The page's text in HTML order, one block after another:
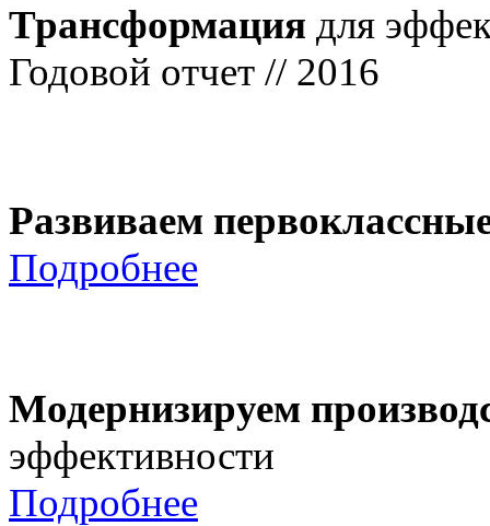
Трансформация для
Годовой отчет // 2016
Развиваем
Подробнее
Модернизируем
эффективности
Подробнее